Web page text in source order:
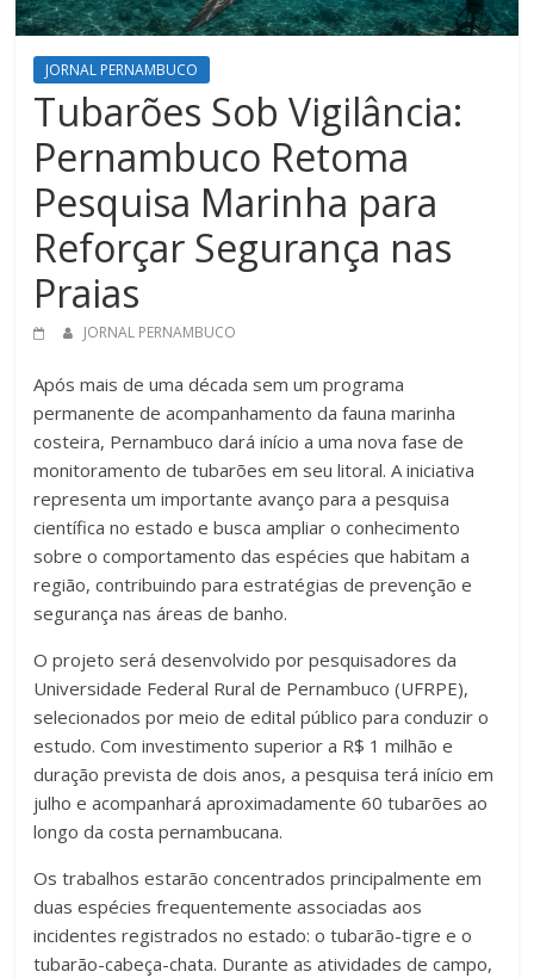
JORNAL PERNAMBUCO
Tubarões Sob Vigilância:
Pernambuco Retoma
Pesquisa Marinha para
Reforçar Segurança nas
Praias
JORNAL PERNAMBUCO
Após mais de uma década sem um programa
permanente de acompanhamento da fauna marinha
costeira, Pernambuco dará início a uma nova fase de
monitoramento de tubarões em seu litoral. A iniciativa
representa um importante avanço para a pesquisa
científica no estado e busca ampliar o conhecimento
sobre o comportamento das espécies que habitam a
região, contribuindo para estratégias de prevenção e
segurança nas áreas de banho.
O projeto será desenvolvido por pesquisadores da
Universidade Federal Rural de Pernambuco (UFRPE),
selecionados por meio de edital público para conduzir o
estudo. Com investimento superior a R$ 1 milhão e
duração prevista de dois anos, a pesquisa terá início em
julho e acompanhará aproximadamente 60 tubarões ao
longo da costa pernambucana.
Os trabalhos estarão concentrados principalmente em
duas espécies frequentemente associadas aos
incidentes registrados no estado: o tubarão-tigre e o
tubarão-cabeça-chata. Durante as atividades de campo,